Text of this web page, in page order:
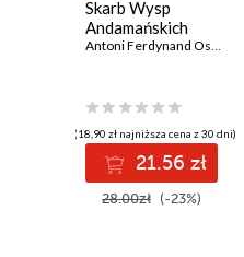
Skarb Wysp
Andamańskich
Antoni Ferdynand Ossendowski
(18,90 zł najniższa cena z 30 dni)
21.56 zł
28.00zł (-23%)